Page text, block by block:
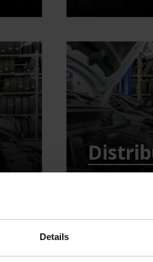
Details